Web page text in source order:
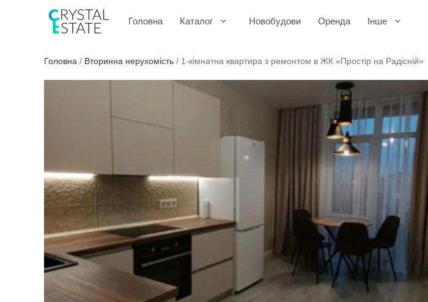
Головна Каталог Новобудови Оренда Інше
Головна / Вторинна нерухомість / 1-кімнатна квартира з ремонтом в ЖК «Простір на Радісній»